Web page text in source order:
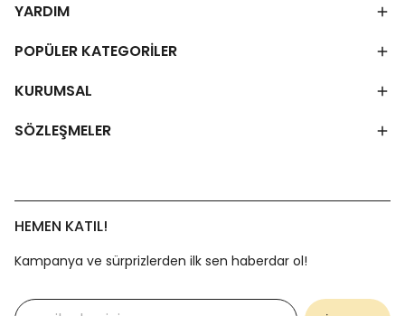
YARDIM
POPÜLER KATEGORİLER
KURUMSAL
SÖZLEŞMELER
HEMEN KATIL!
Kampanya ve sürprizlerden ilk sen haberdar ol!